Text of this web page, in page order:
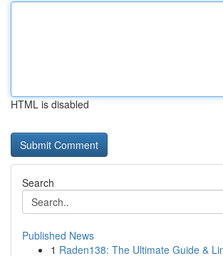
HTML is disabled
Search
Published News
1 Raden138: The Ultimate Guide &